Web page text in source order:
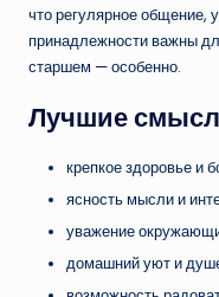
что регулярное общение,
принадлежности важны
старшем — особенно.
Лучшие
крепкое здоровье и
ясность мысли и
уважение
домашний уют и